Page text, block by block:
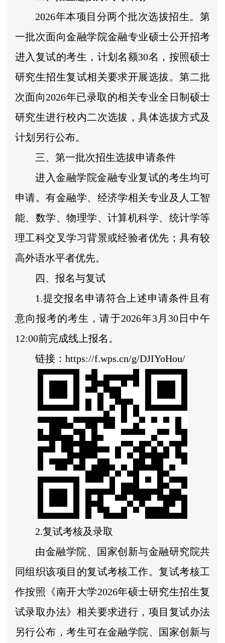
2026年本项目分两个批次选拔招生。第
一批次面向金融学院金融专业硕士公开招考
进入复试的考生，计划名额30名，按照硕士
研究生招生复试相关要求开展选拔。第二批
次面向2026年已录取的相关专业全日制硕士
研究生进行校内二次选拔，具体选拔方式及
计划另行公布。
三、第一批次招生选拔申请条件
进入金融学院金融专业复试的考生均可
申请。有金融学、经济学相关专业及人工智
能、数学、物理学、计算机科学、统计学等
理工科交叉学习背景或经验者优先；具有较
高外语水平者优先。
四、报名与复试
1.提交报名申请符合上述申请条件且有
意向报考的考生，请于2026年3月30日中午
12:00前完成线上报名。
链接：https://f.wps.cn/g/DJIYoHou/
2.复试考核及录取
由金融学院、国家创新与金融研究院共
同组织该项目的复试考核工作。复试考核工
作按照《南开大学2026年硕士研究生招生复
试录取办法》相关要求进行，项目复试办法
另行公布，考生可在金融学院、国家创新与